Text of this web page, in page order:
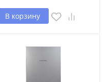
В корзину